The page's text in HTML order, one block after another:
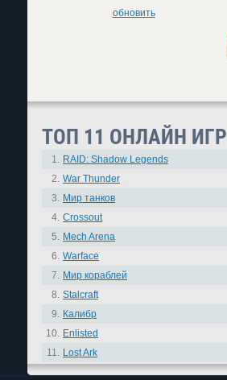
обновить
ТОП 11 ОНЛАЙН ИГР
1. RAID: Shadow Legends
2. War Thunder
3. Мир танков
4. Crossout
5. Mech Arena
6. Warface
7. Мир кораблей
8. Stalcraft
9. Калибр
10. Enlisted
11. Lost Ark